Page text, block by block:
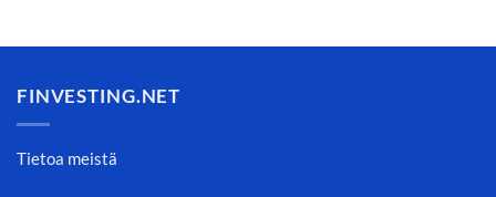
FINVESTING.NET
Tietoa meistä